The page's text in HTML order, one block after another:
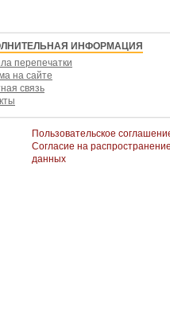
ИНФОРМАЦИЯ
перепечатки
на сайте
связь
Пользовательское
Согласие на
данных